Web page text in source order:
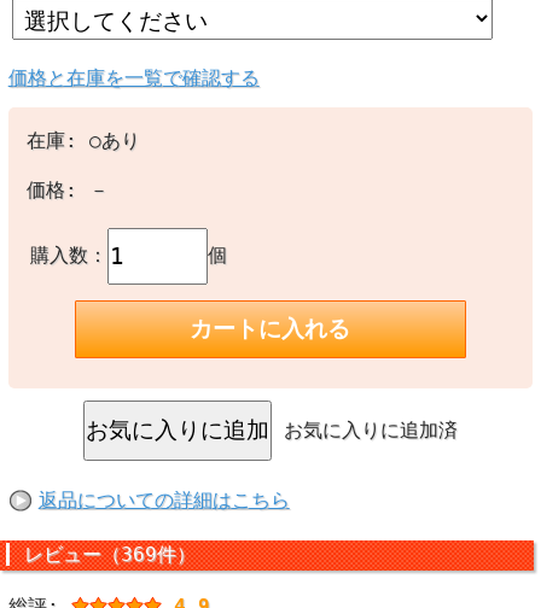
にあたってひと休
お米の品位検査に
価格と在庫を一覧で確認する
在庫: ○あり
価格: －
購入数： 個
お気に入りに追加済
返品についての詳細はこちら
レビュー（369件）